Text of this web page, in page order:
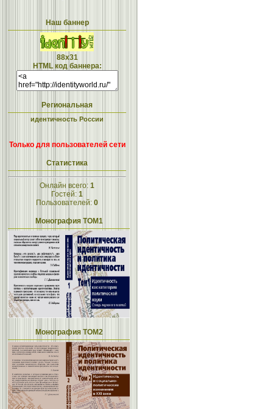
Наш баннер
88x31
HTML код баннера:
Региональная
идентичность России
Только для пользователей сети
Статистика
Онлайн всего: 1
Гостей: 1
Пользователей: 0
Монография ТОМ1
Монография ТОМ2